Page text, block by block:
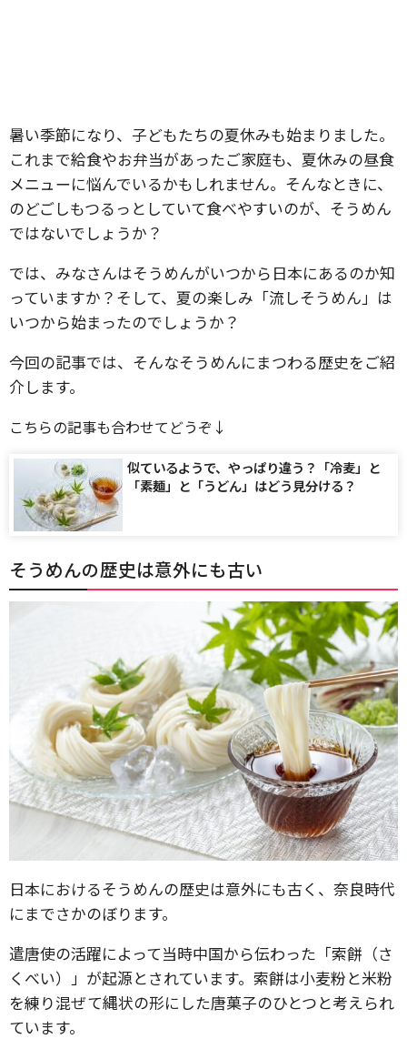
暑い季節になり、子どもたちの夏休みも始まりました。
これまで給食やお弁当があったご家庭も、夏休みの昼食
メニューに悩んでいるかもしれません。そんなときに、
のどごしもつるっとしていて食べやすいのが、そうめん
ではないでしょうか？
では、みなさんはそうめんがいつから日本にあるのか知
っていますか？そして、夏の楽しみ「流しそうめん」は
いつから始まったのでしょうか？
今回の記事では、そんなそうめんにまつわる歴史をご紹
介します。
こちらの記事も合わせてどうぞ↓
似ているようで、やっぱり違う？「冷麦」と
「素麺」と「うどん」はどう見分ける？
そうめんの歴史は意外にも古い
日本におけるそうめんの歴史は意外にも古く、奈良時代
にまでさかのぼります。
遣唐使の活躍によって当時中国から伝わった「索餅（さ
くべい）」が起源とされています。索餅は小麦粉と米粉
を練り混ぜて縄状の形にした唐菓子のひとつと考えられ
ています。